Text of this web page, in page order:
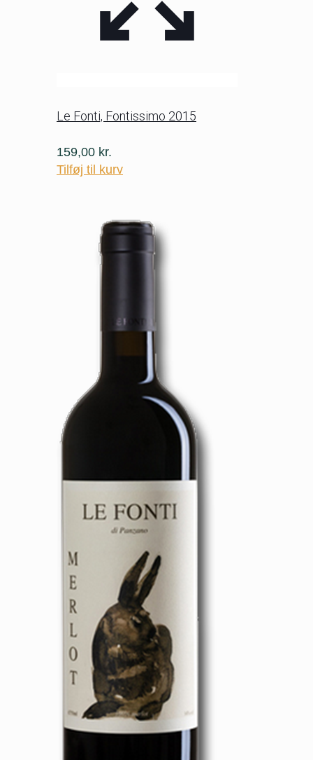
Le Fonti, Fontissimo 2015
159,00 kr.
Tilføj til kurv